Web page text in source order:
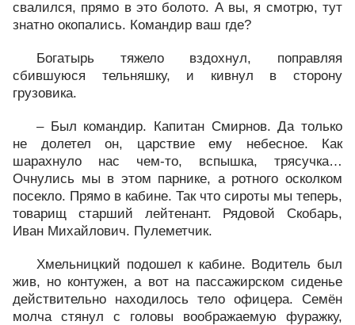
свалился, прямо в это болото. А вы, я смотрю, тут
знатно окопались. Командир ваш где?
Богатырь тяжело вздохнул, поправляя
сбившуюся тельняшку, и кивнул в сторону
грузовика.
– Был командир. Капитан Смирнов. Да только
не долетел он, царствие ему небесное. Как
шарахнуло нас чем-то, вспышка, трясучка…
Очнулись мы в этом парнике, а ротного осколком
посекло. Прямо в кабине. Так что сироты мы теперь,
товарищ старший лейтенант. Рядовой Скобарь,
Иван Михайлович. Пулеметчик.
Хмельницкий подошел к кабине. Водитель был
жив, но контужен, а вот на пассажирском сиденье
действительно находилось тело офицера. Семён
молча стянул с головы воображаемую фуражку,